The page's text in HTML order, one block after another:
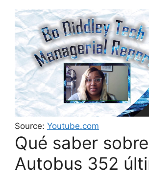
Source: Youtube.com
Qué saber sobre
Autobus 352